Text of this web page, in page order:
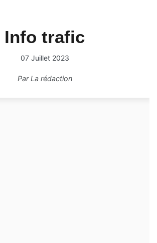
Info trafic
07 Juillet 2023
ParLa rédaction